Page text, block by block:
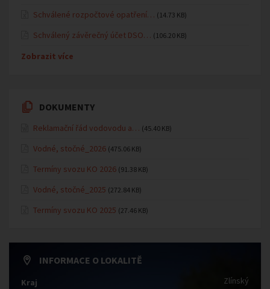
Schválené rozpočtové opatření… (14.73 KB)
Schválený závěrečný účet DSO… (106.20 KB)
Zobrazit více
DOKUMENTY
Reklamační řád vodovodu a… (45.40 KB)
Vodné, stočné_2026 (475.06 KB)
Termíny svozu KO 2026 (91.38 KB)
Vodné, stočné_2025 (272.84 KB)
Termíny svozu KO 2025 (27.46 KB)
INFORMACE O LOKALITĚ
Kraj Zlínský